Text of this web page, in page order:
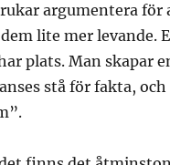
argumentera
lite mer levande.
plats. Man skapar
stå för fakta,